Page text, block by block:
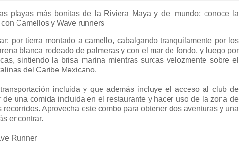
playas más bonitas de la Riviera Maya y del mundo; conoce la
Camellos y Wave runners
por tierra montado a camello, cabalgando tranquilamente por los
blanca rodeado de palmeras y con el mar de fondo, y luego por
sintiendo la brisa marina mientras surcas velozmente sobre el
del Caribe Mexicano.
incluida y que además incluye el acceso al club de
de una comida incluida en el restaurante y hacer uso de la zona de
Aprovecha este combo para obtener dos aventuras y una
encontrar.
Runner